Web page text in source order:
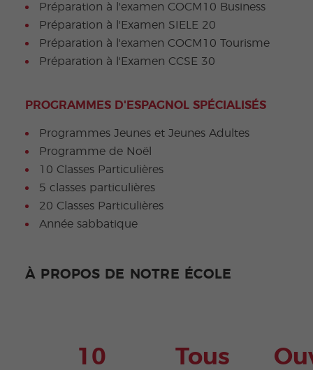
Préparation à l'examen COCM10 Business
Préparation à l'Examen SIELE 20
Préparation à l'examen COCM10 Tourisme
Préparation à l'Examen CCSE 30
PROGRAMMES D'ESPAGNOL SPÉCIALISÉS
Programmes Jeunes et Jeunes Adultes
Programme de Noël
10 Classes Particulières
5 classes particulières
20 Classes Particulières
Année sabbatique
À PROPOS DE NOTRE ÉCOLE
10 Tous